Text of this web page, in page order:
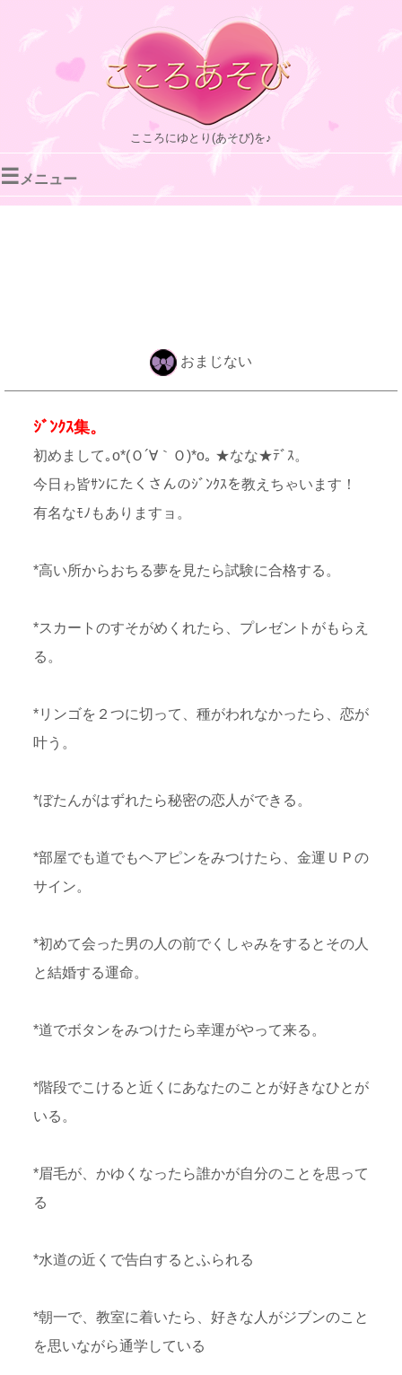
こころにゆとり(あそび)を♪
☰ メニュー
おまじない
ｼﾞﾝｸｽ集。
初めまして｡o*(Ｏ´∀｀Ｏ)*o｡ ★なな★ﾃﾞｽ。
今日ゎ皆ｻﾝにたくさんのｼﾞﾝｸｽを教えちゃいます！
有名なﾓﾉもありますョ。
*高い所からおちる夢を見たら試験に合格する。
*スカートのすそがめくれたら、プレゼントがもらえ
る。
*リンゴを２つに切って、種がわれなかったら、恋が
叶う。
*ぼたんがはずれたら秘密の恋人ができる。
*部屋でも道でもヘアピンをみつけたら、金運ＵＰの
サイン。
*初めて会った男の人の前でくしゃみをするとその人
と結婚する運命。
*道でボタンをみつけたら幸運がやって来る。
*階段でこけると近くにあなたのことが好きなひとが
いる。
*眉毛が、かゆくなったら誰かが自分のことを思って
る
*水道の近くで告白するとふられる
*朝一で、教室に着いたら、好きな人がジブンのこと
を思いながら通学している